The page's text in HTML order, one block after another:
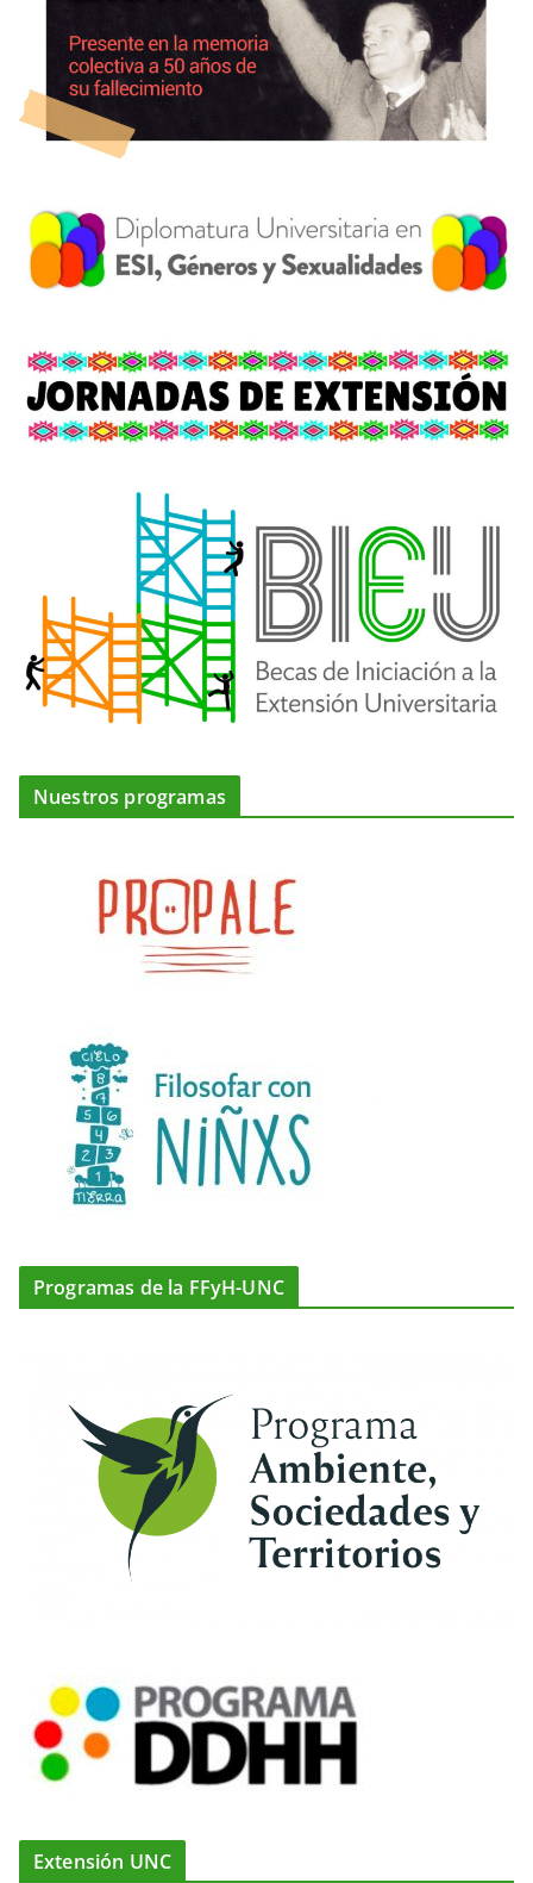
Nuestros programas
Programas de la FFyH-UNC
Extensión UNC